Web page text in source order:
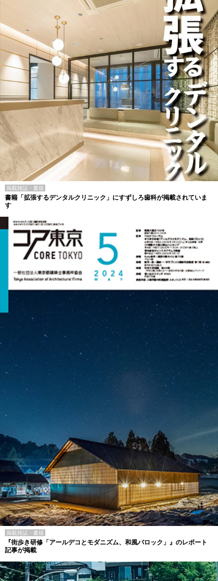
掲載雑誌・書籍
書籍「拡張するデンタルクリニック」にすずしろ歯科が掲載されていま
す
掲載雑誌・書籍
『街歩き研修「アールデコとモダニズム、和風バロック」』のレポート
記事が掲載